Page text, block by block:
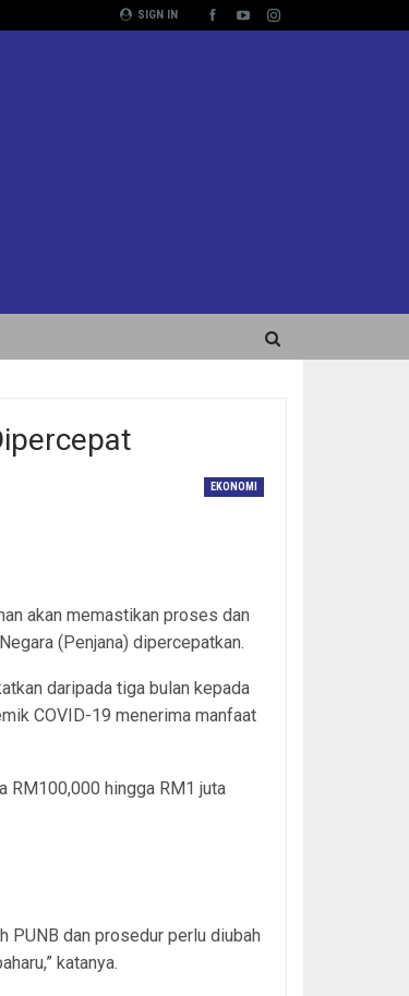
SIGN IN
EKONOMI
akan memastikan proses dan
(Penjana) dipercepatkan.
daripada tiga bulan kepada
COVID-19 menerima manfaat
RM100,000 hingga RM1 juta
PUNB dan prosedur perlu diubah
katanya.